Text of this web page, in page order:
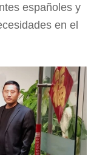
españoles y
en el